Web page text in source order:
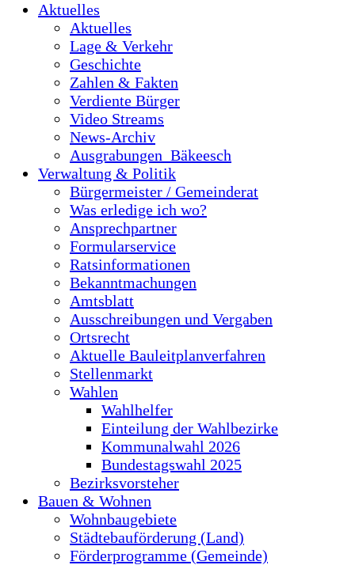
Aktuelles
Aktuelles
Lage & Verkehr
Geschichte
Zahlen & Fakten
Verdiente Bürger
Video Streams
News-Archiv
Ausgrabungen_Bäkeesch
Verwaltung & Politik
Bürgermeister / Gemeinderat
Was erledige ich wo?
Ansprechpartner
Formularservice
Ratsinformationen
Bekanntmachungen
Amtsblatt
Ausschreibungen und Vergaben
Ortsrecht
Aktuelle Bauleitplanverfahren
Stellenmarkt
Wahlen
Wahlhelfer
Einteilung der Wahlbezirke
Kommunalwahl 2026
Bundestagswahl 2025
Bezirksvorsteher
Bauen & Wohnen
Wohnbaugebiete
Städtebauförderung (Land)
Förderprogramme (Gemeinde)